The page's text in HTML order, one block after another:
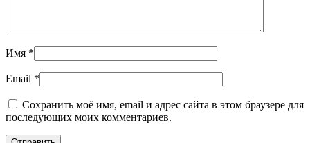
Имя *
Email *
Сохранить моё имя, email и адрес сайта в этом браузере для
последующих моих комментариев.